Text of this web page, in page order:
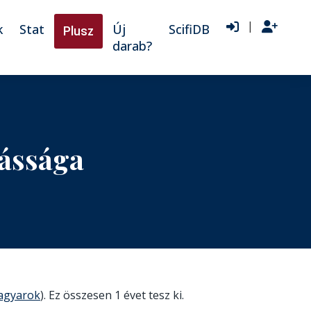
Stat Plusz
Új
darab?
ScifiDB |
). Ez összesen 1 évet tesz ki.